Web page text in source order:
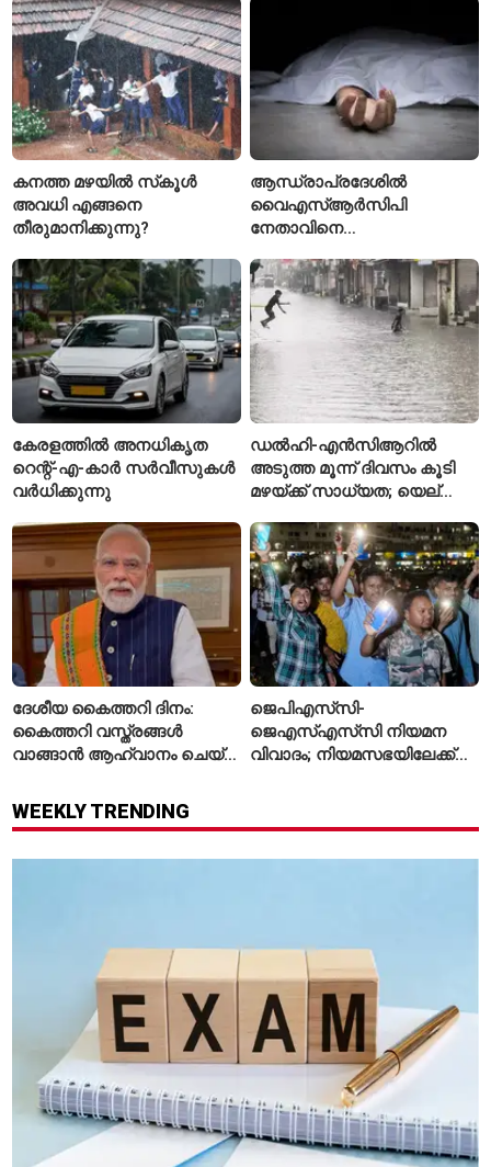
സ്വന്തമാക്കി സ്പാനിഷ്
വമ്പന്മാർ
കൊലപാതകം
കനത്ത മഴയിൽ സ്‌കൂൾ
അവധി എങ്ങനെ
തീരുമാനിക്കുന്നു?
ആന്ധ്രാപ്രദേശിൽ
വൈഎസ്ആർസിപി
നേതാവിനെ
അന്വേഷണം ആരംഭിച്ച്
പൊലീസ്
കേരളത്തിൽ അനധികൃത
റെന്റ്-എ-കാർ സർവീസുകൾ
വർധിക്കുന്നു
ഡൽഹി-എൻസിആറിൽ
അടുത്ത മൂന്ന് ദിവസം കൂടി
മഴയ്ക്ക് സാധ്യത; യെല്ലോ
ഐഎംഡി
ദേശീയ കൈത്തറി ദിനം:
കൈത്തറി വസ്ത്രങ്ങൾ
വാങ്ങാൻ ആഹ്വാനം ചെയ്ത്
ജെപിഎസ്‌സി-
ജെഎസ്എസ്‌സി നിയമന
വിവാദം; നിയമസഭയിലേക്ക്
WEEKLY TRENDING